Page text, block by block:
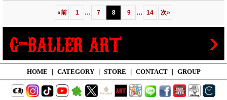
«前 1 ... 7 8 9 ... 14 次»
HOME CATEGORY STORE CONTACT GROUP